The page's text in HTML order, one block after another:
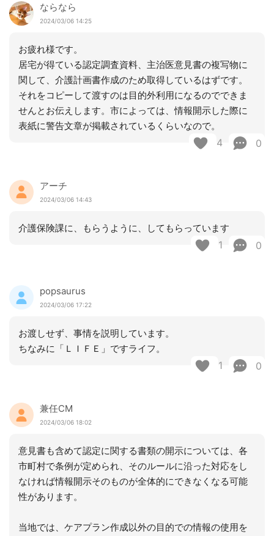
ならなら
2024/03/06 14:25
お疲れ様です。
居宅が得ている認定調査資料、主治医意見書の複写物に
関して、介護計画書作成のため取得しているはずです。
それをコピーして渡すのは目的外利用になるのでできま
せんとお伝えします。市によっては、情報開示した際に
表紙に警告文章が掲載されているくらいなので。
4 0
アーチ
2024/03/06 14:43
介護保険課に、もらうように、してもらっています
1 0
popsaurus
2024/03/06 17:22
お渡しせず、事情を説明しています。
ちなみに「ＬＩＦＥ」ですライフ。
1 0
兼任CM
2024/03/06 18:02
意見書も含めて認定に関する書類の開示については、各
市町村で条例が定められ、そのルールに沿った対応をし
なければ情報開示そのものが全体的にできなくなる可能
性があります。
当地では、ケアプラン作成以外の目的での情報の使用を